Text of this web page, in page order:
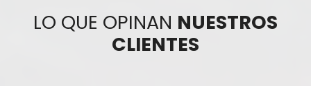
LO QUE OPINAN NUESTROS
CLIENTES